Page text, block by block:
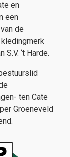
en
een
de
‘t Harde.
ten Cate
Groeneveld